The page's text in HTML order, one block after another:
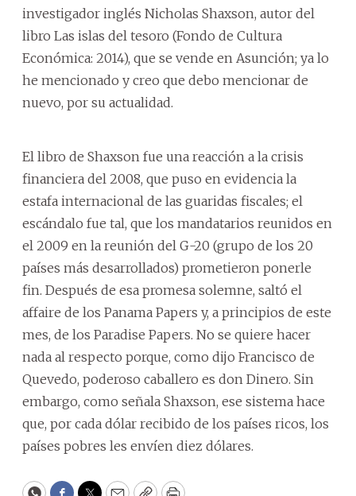
investigador inglés Nicholas Shaxson, autor del
libro Las islas del tesoro (Fondo de Cultura
Económica: 2014), que se vende en Asunción; ya lo
he mencionado y creo que debo mencionar de
nuevo, por su actualidad.
El libro de Shaxson fue una reacción a la crisis
financiera del 2008, que puso en evidencia la
estafa internacional de las guaridas fiscales; el
escándalo fue tal, que los mandatarios reunidos en
el 2009 en la reunión del G-20 (grupo de los 20
países más desarrollados) prometieron ponerle
fin. Después de esa promesa solemne, saltó el
affaire de los Panama Papers y, a principios de este
mes, de los Paradise Papers. No se quiere hacer
nada al respecto porque, como dijo Francisco de
Quevedo, poderoso caballero es don Dinero. Sin
embargo, como señala Shaxson, ese sistema hace
que, por cada dólar recibido de los países ricos, los
países pobres les envíen diez dólares.